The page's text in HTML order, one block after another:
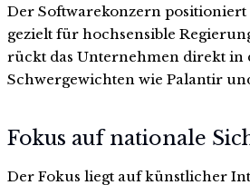
Der Softwarekonzern
gezielt für hochsensible
rückt das Unternehmen direkt in
Schwergewichten wie Palantir
Fokus auf nationale
Der Fokus liegt auf künstlicher